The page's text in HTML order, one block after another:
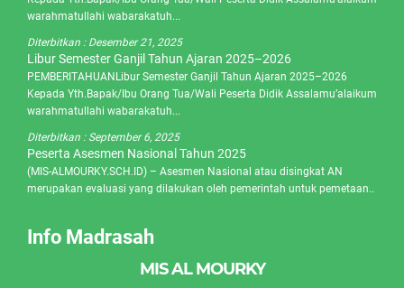
warahmatullahi wabarakatuh...
Diterbitkan : Desember 21, 2025
Libur Semester Ganjil Tahun Ajaran 2025–2026
PEMBERITAHUANLibur Semester Ganjil Tahun Ajaran 2025–2026
Kepada Yth.Bapak/Ibu Orang Tua/Wali Peserta Didik Assalamu’alaikum
warahmatullahi wabarakatuh...
Diterbitkan : September 6, 2025
Peserta Asesmen Nasional Tahun 2025
(MIS-ALMOURKY.SCH.ID) – Asesmen Nasional atau disingkat AN
merupakan evaluasi yang dilakukan oleh pemerintah untuk pemetaan..
Info Madrasah
MIS AL MOURKY